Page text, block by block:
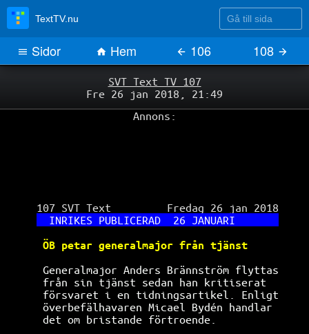
SVT Text TV 107
Fre 26 jan 2018, 21:49
Annons:
107 SVT Text         Fredag 26 jan 2018
INRIKES PUBLICERAD  26 JANUARI
ÖB petar generalmajor från tjänst
Generalmajor Anders Brännström flyttas
från sin tjänst sedan han kritiserat
försvaret i en tidningsartikel. Enligt
överbefälhavaren Micael Bydén handlar
det om bristande förtroende.
TextTV.nu Gå till sida
Sidor Hem 106 108